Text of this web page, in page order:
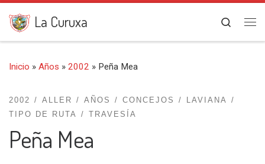
Saltar al contenido
La Curuxa
Search
Inicio » Años » 2002 » Peña Mea
2002 ALLER AÑOS CONCEJOS
LAVIANA
TIPO DE RUTA
TRAVESÍA
Peña Mea